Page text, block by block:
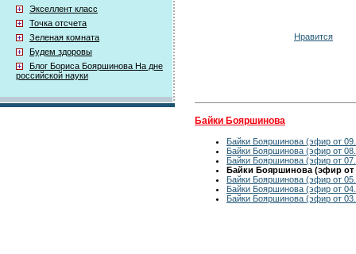
Экселлент класс
Точка отсчета
Зеленая комната
Будем здоровы
Блог Бориса Бояршинова На дне
российской науки
Нравится
Байки Бояршинова
Байки Бояршинова (эфир от
Байки Бояршинова (эфир от
Байки Бояршинова (эфир от
Байки Бояршинова (эфир от
Байки Бояршинова (эфир от
Байки Бояршинова (эфир от
Байки Бояршинова (эфир от